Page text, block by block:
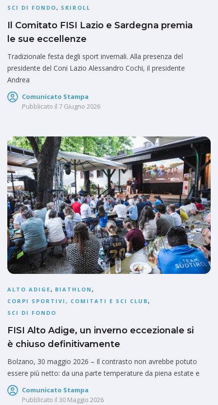
SCI DI FONDO, SKIROLL
Il Comitato FISI Lazio e Sardegna premia
le sue eccellenze
Tradizionale festa degli sport invernali. Alla presenza del
presidente del Coni Lazio Alessandro Cochi, il presidente
Andrea
Comunicato Stampa
Pubblicato il 7 Giugno 2026
ALTO ADIGE, BIATHLON ,
CORPI SPORTIVI, COMITATI E SCI CLUB,
SCI DI FONDO
FISI Alto Adige, un inverno eccezionale si
è chiuso definitivamente
Bolzano, 30 maggio 2026 – Il contrasto non avrebbe potuto
essere più netto: da una parte temperature da piena estate e
Comunicato Stampa
Pubblicato il 30 Maggio 2026